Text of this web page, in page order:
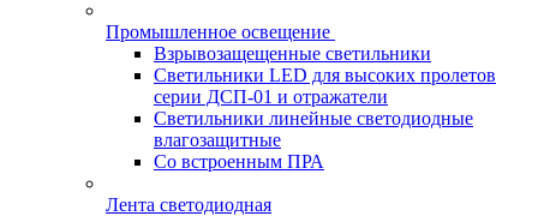
Промышленное освещение
Взрывозащещенные светильники
Светильники LED для высоких пролетов
серии ДСП-01 и отражатели
Светильники линейные светодиодные
влагозащитные
Со встроенным ПРА
Лента светодиодная